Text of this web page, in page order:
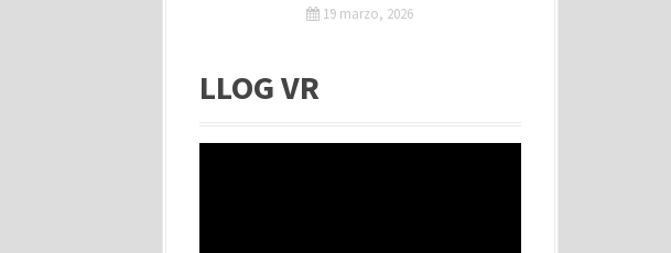
19 marzo, 2026
LLOG VR